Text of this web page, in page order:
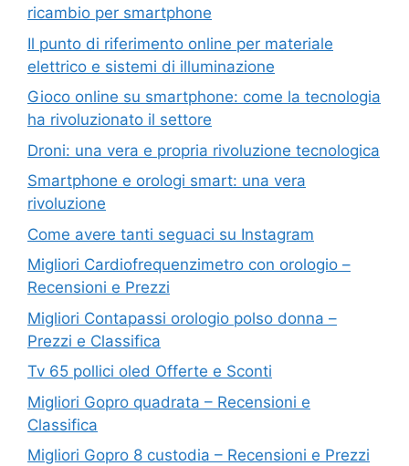
ricambio per smartphone
Il punto di riferimento online per materiale
elettrico e sistemi di illuminazione
Gioco online su smartphone: come la tecnologia
ha rivoluzionato il settore
Droni: una vera e propria rivoluzione tecnologica
Smartphone e orologi smart: una vera
rivoluzione
Come avere tanti seguaci su Instagram
Migliori Cardiofrequenzimetro con orologio –
Recensioni e Prezzi
Migliori Contapassi orologio polso donna –
Prezzi e Classifica
Tv 65 pollici oled Offerte e Sconti
Migliori Gopro quadrata – Recensioni e
Classifica
Migliori Gopro 8 custodia – Recensioni e Prezzi